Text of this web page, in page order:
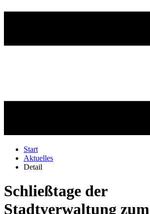
Start
Aktuelles
Detail
Schließtage der
Stadtverwaltung zum